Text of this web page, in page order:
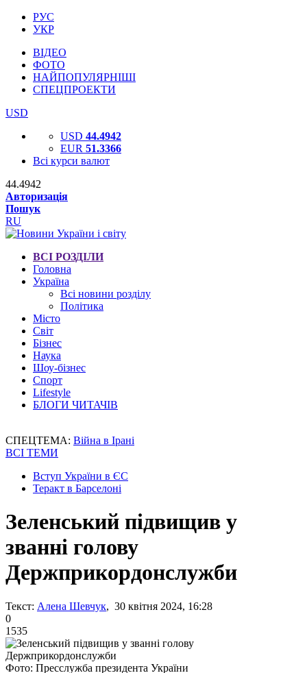
РУС
УКР
ВІДЕО
ФОТО
НАЙПОПУЛЯРНІШІ
СПЕЦПРОЕКТИ
USD
USD 44.4942
EUR 51.3366
Всі курси валют
44.4942
Авторизація
Пошук
RU
ВСІ РОЗДІЛИ
Головна
Україна
Всі новини розділу
Політика
Місто
Світ
Бізнес
Наука
Шоу-бізнес
Спорт
Lifestyle
БЛОГИ ЧИТАЧІВ
СПЕЦТЕМА: Війна в Ірані
ВСІ ТЕМИ
Вступ України в ЄС
Теракт в Барселоні
Зеленський підвищив у
званні голову
Держприкордонслужби
Текст: Алена Шевчук, 30 квітня 2024, 16:28
0
1535
Фото: Пресслужба президента України